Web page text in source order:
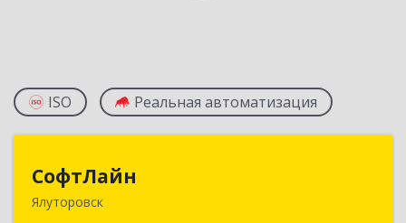
ISO Реальная автоматизация
СофтЛайн
Ялуторовск627010, Тюменская обл, Ялуторовский р-н,